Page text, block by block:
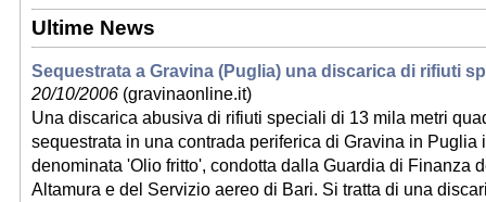
Ultime News
Sequestrata a Gravina (Puglia) una discarica di rifiuti
20/10/2006 (gravinaonline.it)
Una discarica abusiva di rifiuti speciali di 13 mila metri
sequestrata in una contrada periferica di Gravina in Puglia
denominata 'Olio fritto', condotta dalla Guardia di Finanza
Altamura e del Servizio aereo di Bari. Si tratta di una